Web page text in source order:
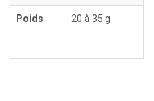
Poids 20 à 35 g